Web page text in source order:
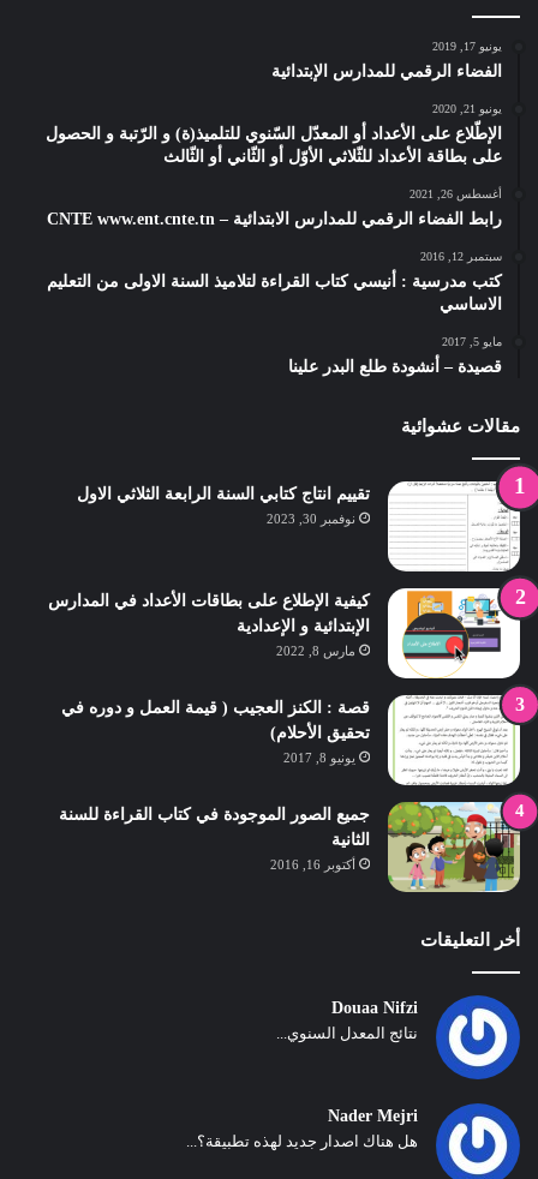
يونيو 17, 2019
الفضاء الرقمي للمدارس الإبتدائية
يونيو 21, 2020
الإطّلاع على الأعداد أو المعدّل السّنوي للتلميذ(ة) و الرّتبة و الحصول
على بطاقة الأعداد للثّلاثي الأوّل أو الثّاني أو الثّالث
أغسطس 26, 2021
رابط الفضاء الرقمي للمدارس الابتدائية – CNTE www.ent.cnte.tn
سبتمبر 12, 2016
كتب مدرسية : أنيسي كتاب القراءة لتلاميذ السنة الاولى من التعليم
الاساسي
مايو 5, 2017
قصيدة – أنشودة طلع البدر علينا
مقالات عشوائية
تقييم انتاج كتابي السنة الرابعة الثلاثي الاول
نوفمبر 30, 2023
كيفية الإطلاع على بطاقات الأعداد في المدارس
الإبتدائية و الإعدادية
مارس 8, 2022
قصة : الكنز العجيب ( قيمة العمل و دوره في
تحقيق الأحلام)
يونيو 8, 2017
جميع الصور الموجودة في كتاب القراءة للسنة
الثانية
أكتوبر 16, 2016
أخر التعليقات
Douaa Nifzi
نتائج المعدل السنوي...
Nader Mejri
هل هناك اصدار جديد لهذه تطبيقة؟...